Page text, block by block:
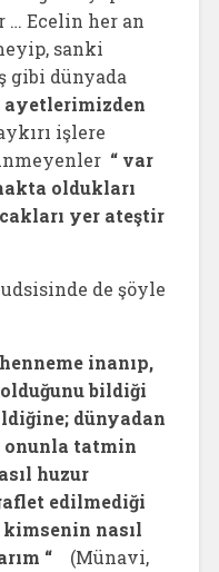
… Ecelin her an
sanki
gibi dünyada
ayetlerimizden
işlere
“ var
oldukları
yer ateştir
de şöyle
inanıp,
bildiği
dünyadan
onunla tatmin
huzur
edilmediği
nasıl
“
(Münavi,